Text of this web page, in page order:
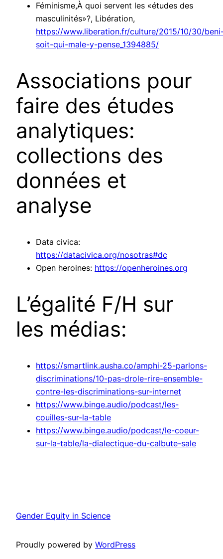
Féminisme,À quoi servent les «études des
masculinités»?, Libération,
https://www.liberation.fr/culture/2015/10/30/
soit-qui-male-y-pense_1394885/
Associations pour
faire des études
analytiques:
collections des
données et
analyse
Data civica:
https://datacivica.org/nosotras#dc
Open heroines: https://openheroines.org
L’égalité F/H sur
les médias:
https://smartlink.ausha.co/amphi-25-parlons-
discriminations/10-pas-drole-rire-ensemble-
contre-les-discriminations-sur-internet
https://www.binge.audio/podcast/les-
couilles-sur-la-table
https://www.binge.audio/podcast/le-coeur-
sur-la-table/la-dialectique-du-calbute-sale
Gender Equity in Science
Proudly powered by WordPress